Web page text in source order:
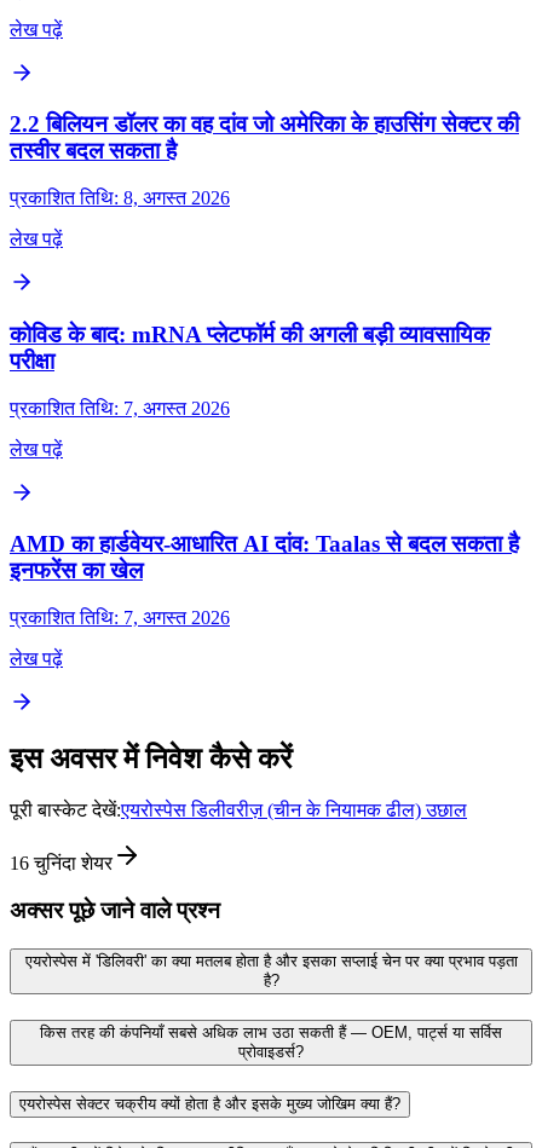
लेख पढ़ें
2.2 बिलियन डॉलर का वह दांव जो अमेरिका के हाउसिंग सेक्टर की
तस्वीर बदल सकता है
प्रकाशित तिथि: 8, अगस्त 2026
लेख पढ़ें
कोविड के बाद: mRNA प्लेटफॉर्म की अगली बड़ी व्यावसायिक
परीक्षा
प्रकाशित तिथि: 7, अगस्त 2026
लेख पढ़ें
AMD का हार्डवेयर-आधारित AI दांव: Taalas से बदल सकता है
इनफरेंस का खेल
प्रकाशित तिथि: 7, अगस्त 2026
लेख पढ़ें
इस अवसर में निवेश कैसे करें
पूरी बास्केट देखें:एयरोस्पेस डिलीवरीज़ (चीन के नियामक ढील) उछाल
16 चुनिंदा शेयर
अक्सर पूछे जाने वाले प्रश्न
एयरोस्पेस में 'डिलिवरी' का क्या मतलब होता है और इसका सप्लाई चेन पर क्या प्रभाव पड़ता
है?
किस तरह की कंपनियाँ सबसे अधिक लाभ उठा सकती हैं — OEM, पार्ट्स या सर्विस
प्रोवाइडर्स?
एयरोस्पेस सेक्टर चक्रीय क्यों होता है और इसके मुख्य जोखिम क्या हैं?